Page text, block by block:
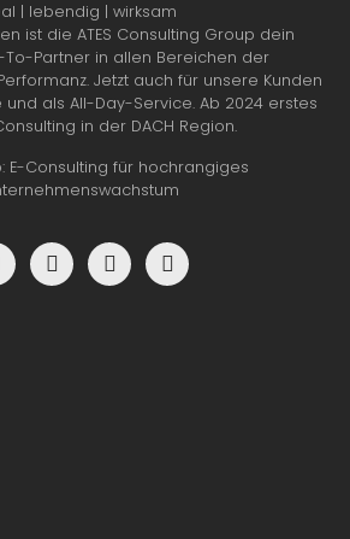
| lebendig | wirksam
ist die ATES Consulting Group dein
Partner in allen Bereichen der
Jetzt auch für unsere Kunden
und als All-Day-Service. Ab 2024 erstes
in der DACH Region.
E-Consulting für hochrangiges